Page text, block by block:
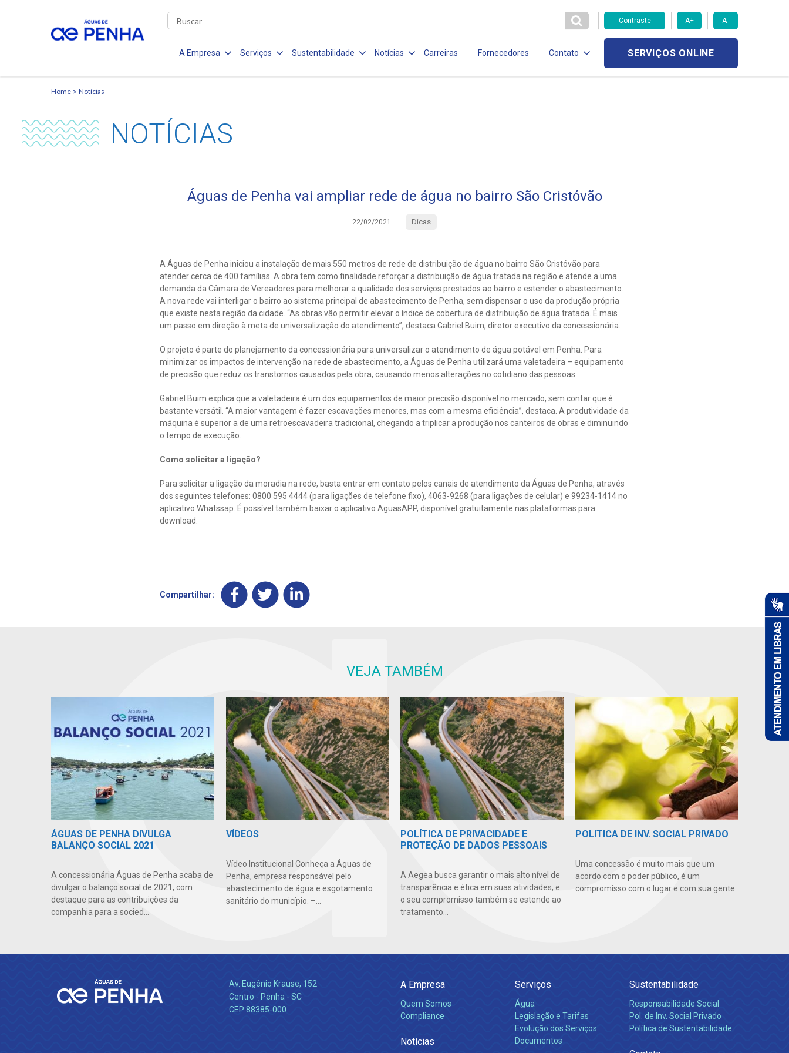
Contraste A+ A-
A Empresa Serviços Sustentabilidade Notícias Carreiras Fornecedores Contato SERVIÇOS ONLINE
Home Notícias
NOTÍCIAS
Águas de Penha vai ampliar rede de água no bairro São Cristóvão
22/02/2021 Dicas
A Águas de Penha iniciou a instalação de mais 550 metros de rede de distribuição de água no bairro São Cristóvão para
atender cerca de 400 famílias. A obra tem como finalidade reforçar a distribuição de água tratada na região e atende a uma
demanda da Câmara de Vereadores para melhorar a qualidade dos serviços prestados ao bairro e estender o abastecimento.
A nova rede vai interligar o bairro ao sistema principal de abastecimento de Penha, sem dispensar o uso da produção própria
que existe nesta região da cidade. “As obras vão permitir elevar o índice de cobertura de distribuição de água tratada. É mais
um passo em direção à meta de universalização do atendimento”, destaca Gabriel Buim, diretor executivo da concessionária.
O projeto é parte do planejamento da concessionária para universalizar o atendimento de água potável em Penha. Para
minimizar os impactos de intervenção na rede de abastecimento, a Águas de Penha utilizará uma valetadeira – equipamento
de precisão que reduz os transtornos causados pela obra, causando menos alterações no cotidiano das pessoas.
Gabriel Buim explica que a valetadeira é um dos equipamentos de maior precisão disponível no mercado, sem contar que é
bastante versátil. “A maior vantagem é fazer escavações menores, mas com a mesma eficiência”, destaca. A produtividade da
máquina é superior a de uma retroescavadeira tradicional, chegando a triplicar a produção nos canteiros de obras e diminuindo
o tempo de execução.
Como solicitar a ligação?
Para solicitar a ligação da moradia na rede, basta entrar em contato pelos canais de atendimento da Águas de Penha, através
dos seguintes telefones: 0800 595 4444 (para ligações de telefone fixo), 4063-9268 (para ligações de celular) e 99234-1414 no
aplicativo Whatssap. É possível também baixar o aplicativo AguasAPP, disponível gratuitamente nas plataformas para
download.
Compartilhar:
VEJA TAMBÉM
ÁGUAS DE PENHA DIVULGA
BALANÇO SOCIAL 2021
A concessionária Águas de Penha acaba de
divulgar o balanço social de 2021, com
destaque para as contribuições da
companhia para a socied...
VÍDEOS
Vídeo Institucional Conheça a Águas de
Penha, empresa responsável pelo
abastecimento de água e esgotamento
sanitário do município. –...
POLÍTICA DE PRIVACIDADE E
PROTEÇÃO DE DADOS PESSOAIS
A Aegea busca garantir o mais alto nível de
transparência e ética em suas atividades, e
o seu compromisso também se estende ao
tratamento...
POLITICA DE INV. SOCIAL PRIVADO
Uma concessão é muito mais que um
acordo com o poder público, é um
compromisso com o lugar e com sua gente.
Av. Eugênio Krause, 152
Centro - Penha - SC
CEP 88385-000
A Empresa
Quem Somos
Compliance
Notícias
Serviços
Água
Legislação e Tarifas
Evolução dos Serviços
Documentos
Sustentabilidade
Responsabilidade Social
Pol. de Inv. Social Privado
Política de Sustentabilidade